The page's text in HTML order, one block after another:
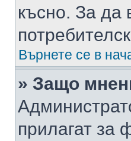
късно. За да
Върнете се в
» Защо
прилагат за